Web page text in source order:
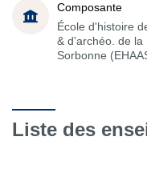
Composante
École d'histoire
& d'archéo. de la
Sorbonne
Liste des